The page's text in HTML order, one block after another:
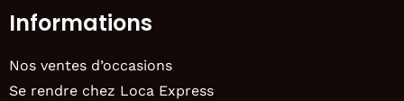
Informations
Nos ventes d’occasions
Se rendre chez Loca Express